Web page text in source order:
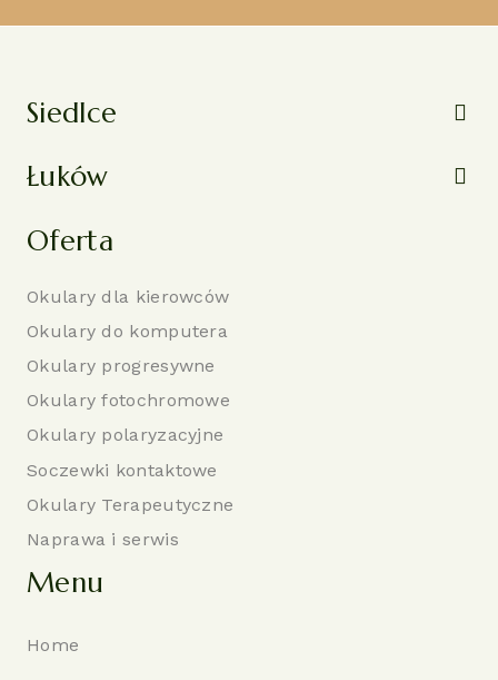
Siedlce
Łuków
Oferta
Okulary dla kierowców
Okulary do komputera
Okulary progresywne
Okulary fotochromowe
Okulary polaryzacyjne
Soczewki kontaktowe
Okulary Terapeutyczne
Naprawa i serwis
Menu
Home